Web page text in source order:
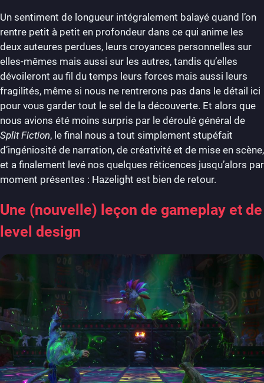
Un sentiment de longueur intégralement balayé quand l’on
rentre petit à petit en profondeur dans ce qui anime les
deux auteures perdues, leurs croyances personnelles sur
elles-mêmes mais aussi sur les autres, tandis qu’elles
dévoileront au fil du temps leurs forces mais aussi leurs
fragilités, même si nous ne rentrerons pas dans le détail ici
pour vous garder tout le sel de la découverte. Et alors que
nous avions été moins surpris par le déroulé général de
Split Fiction, le final nous a tout simplement stupéfait
d’ingéniosité de narration, de créativité et de mise en scène,
et a finalement levé nos quelques réticences jusqu’alors par
moment présentes : Hazelight est bien de retour.
Une (nouvelle) leçon de gameplay et de
level design